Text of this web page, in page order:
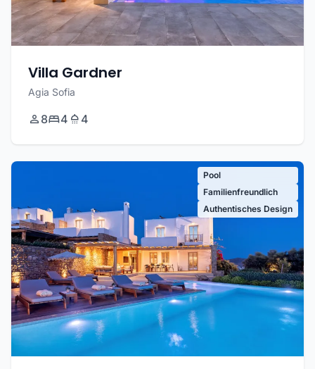
Villa Gardner
Agia Sofia
8 4 4
Pool
Familienfreundlich
Authentisches Design